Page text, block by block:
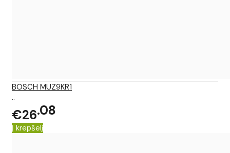
BOSCH MUZ9KR1
..
€26 08
Į krepšelį